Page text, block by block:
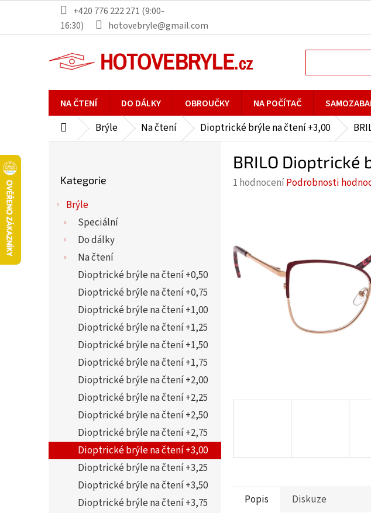
obsah
+420 776 222 271 (9:00-
16:30)
hotovebryle@gmail.com
NA ČTENÍ DO DÁLKY OBROUČKY NA POČÍTAČ
DomůBrýle Na čtení Dioptrické brýle na čtení +3,00
kategorie
Kategorie
Brýle
Speciální
Do dálky
Na čtení
Dioptrické brýle na čtení +0,50
Dioptrické brýle na čtení +0,75
Dioptrické brýle na čtení +1,00
Dioptrické brýle na čtení +1,25
Dioptrické brýle na čtení +1,50
Dioptrické brýle na čtení +1,75
Dioptrické brýle na čtení +2,00
Dioptrické brýle na čtení +2,25
Dioptrické brýle na čtení +2,50
Dioptrické brýle na čtení +2,75
Dioptrické brýle na čtení +3,00
Dioptrické brýle na čtení +3,25
Dioptrické brýle na čtení +3,50
Dioptrické brýle na čtení +3,75
BRILO Dioptrické
Průměrné
z
5
hvězdiček.
1 hodnoceníPodrobnosti
Popis Diskuze